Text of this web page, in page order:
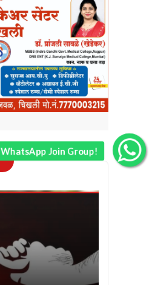
WhatsApp Join Group!